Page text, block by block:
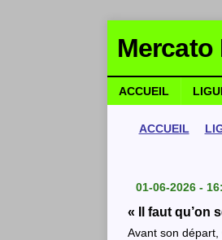
Mercato
ACCUEIL
ACCUEIL
01-06-2026 -
« Il faut qu’on
Avant son